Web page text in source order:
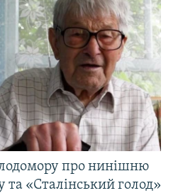
про нинішню
та «Сталінський голод»